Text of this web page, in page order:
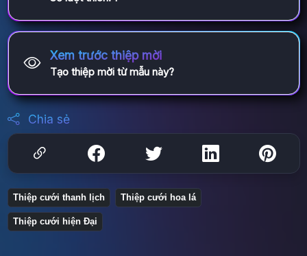
Xem trước thiệp mời
Tạo thiệp mời từ mẫu này?
Chia sẻ
Thiệp cưới thanh lịch Thiệp cưới hoa lá
Thiệp cưới hiện Đại